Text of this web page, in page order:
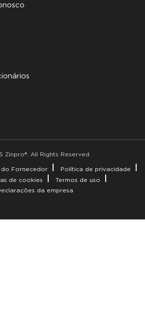
Zinpro®. All Rights Reserved.
Fornecedor
Política de privacidade
de cookies
Termos de uso
da empresa